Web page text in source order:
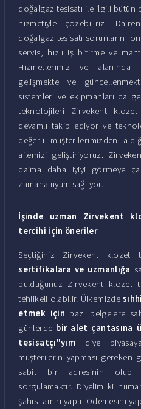
doğalgaz tesisatı ile ilgili
hizmetiyle çözebiliriz.
doğalgaz tesisatı sorunlarını
servis, hızlı iş bitirme ve
Hizmetlerimiz ve alanında
gelişmekte ve
sistemleri ve ekipmanları da
teknolojileri Zirvekent
devamlı takip ediyor ve
değerli müşterilerimizden
ailemizi geliştiriyoruz.
daima daha iyiyi görmeye
zamana uyum sağlıyor.
İşinde uzman Zirvekent
tercihi için öneriler
Seçtiğiniz Zirvekent klozet
sertifikalara ve uzmanlığa
bulduğunuz Zirvekent klozet
tehlikeli olabilir. Ülkemizde
etmek için bazı belgelere
günlerde bir alet çantasına
tesisatçı"yım diye
müşterilerin yapması gereken
sabit bir adresinin olup
sorgulamaktır. Diyelim ki
şahıs tamiri yaptı. Ödemesini